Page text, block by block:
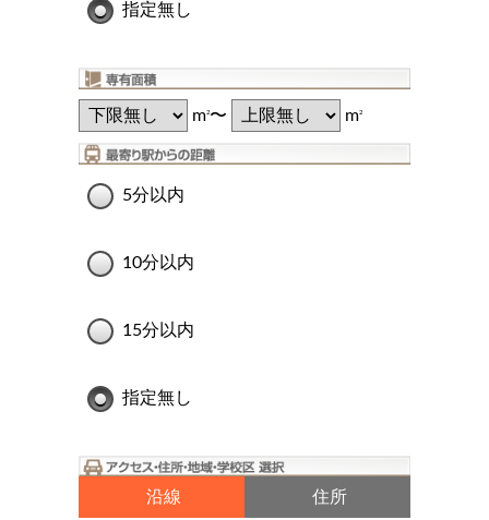
指定無し
m2〜 m2
5分以内
10分以内
15分以内
指定無し
沿線 住所